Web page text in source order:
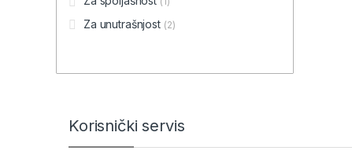
Za unutrašnjost (2)
Brands Carousel
Korisnički servis